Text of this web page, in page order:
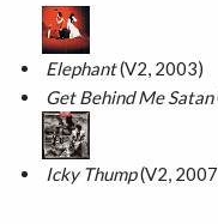
Elephant(V2, 2003)
Get Behind Me Satan
Icky Thump(V2,